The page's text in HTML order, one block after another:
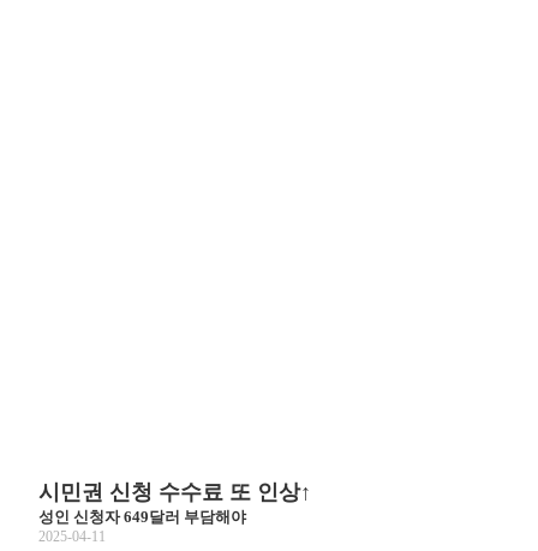
시민권 신청 수수료 또 인상↑
성인 신청자 649달러 부담해야
2025-04-11